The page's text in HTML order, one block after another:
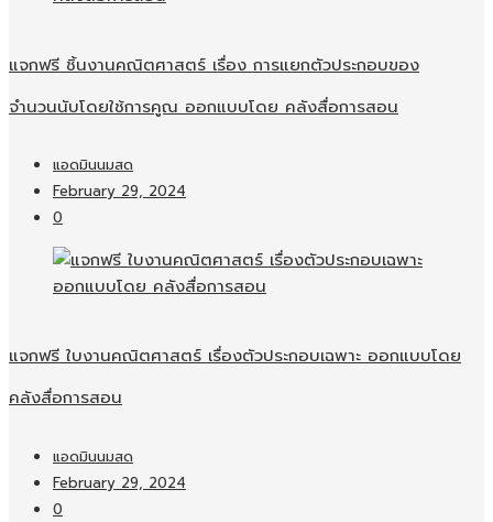
แจกฟรี ชิ้นงานคณิตศาสตร์ เรื่อง การแยกตัวประกอบของ
จำนวนนับโดยใช้การคูณ ออกแบบโดย คลังสื่อการสอน
แอดมินนมสด
February 29, 2024
0
แจกฟรี ใบงานคณิตศาสตร์ เรื่องตัวประกอบเฉพาะ ออกแบบโดย
คลังสื่อการสอน
แอดมินนมสด
February 29, 2024
0